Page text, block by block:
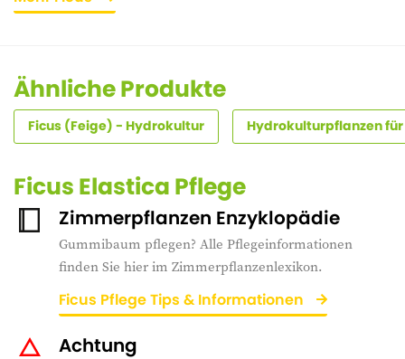
Ähnliche Produkte
Ficus (Feige) - Hydrokultur Hydrokulturpflanzen für
Ficus Elastica Pflege
Zimmerpflanzen Enzyklopädie
Gummibaum pflegen? Alle Pflegeinformationen
finden Sie hier im Zimmerpflanzenlexikon.
Ficus Pflege Tips & Informationen
Achtung